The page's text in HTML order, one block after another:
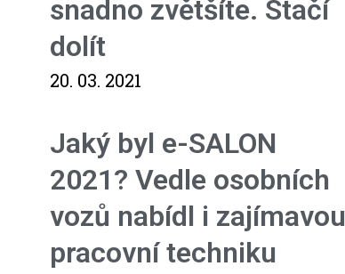
snadno zvětšíte. Stačí
dolít
20. 03. 2021
Jaký byl e-SALON
2021? Vedle osobních
vozů nabídl i zajímavou
pracovní techniku